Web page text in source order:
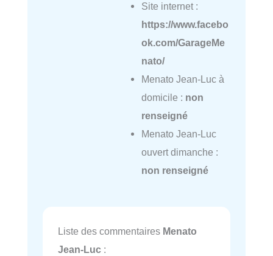
Site internet :
https://www.facebo
ok.com/GarageMe
nato/
Menato Jean-Luc à
domicile : non
renseigné
Menato Jean-Luc
ouvert dimanche :
non renseigné
Liste des commentaires Menato
Jean-Luc :